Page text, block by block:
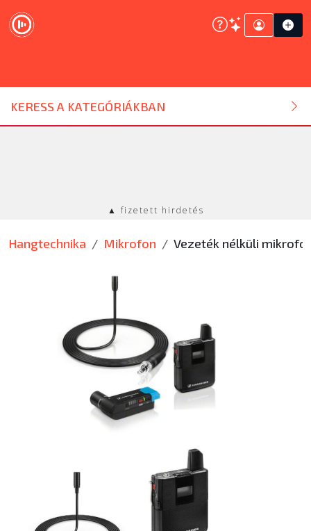
KERESS A KATEGÓRIÁKBAN
DJ ESZKÖZ
HANGTECHNIKA
EGYÉB
ÚJ TERMÉKEK
▲ fizetett hirdetés
Hangtechnika Mikrofon Vezeték nélküli